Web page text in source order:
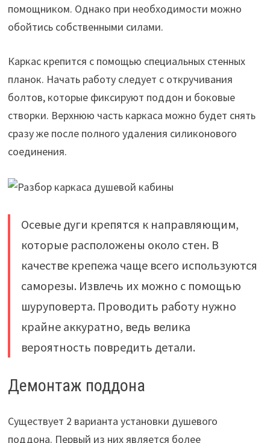
помощником. Однако при необходимости можно
обойтись собственными силами.
Каркас крепится с помощью специальных стенных
планок. Начать работу следует с откручивания
болтов, которые фиксируют поддон и боковые
створки. Верхнюю часть каркаса можно будет снять
сразу же после полного удаления силиконового
соединения.
Осевые дуги крепятся к направляющим,
которые расположены около стен. В
качестве крепежа чаще всего используются
саморезы. Извлечь их можно с помощью
шуруповерта. Проводить работу нужно
крайне аккуратно, ведь велика
вероятность повредить детали.
Демонтаж поддона
Существует 2 варианта установки душевого
поддона. Первый из них является более